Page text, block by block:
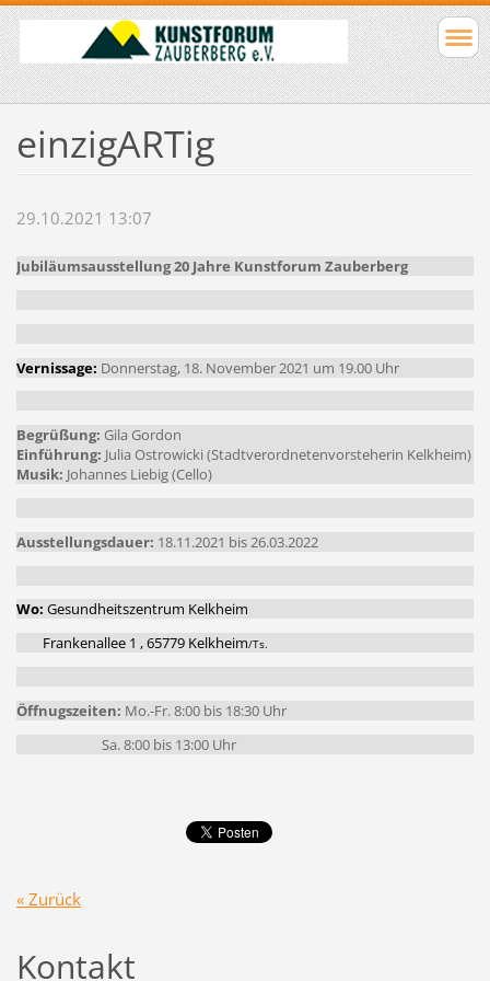
einzigARTig
29.10.2021 13:07
Jubiläumsausstellung 20 Jahre Kunstforum Zauberberg
Vernissage: Donnerstag, 18. November 2021 um 19.00 Uhr
Begrüßung: Gila Gordon
Einführung: Julia Ostrowicki (Stadtverordnetenvorsteherin Kelkheim)
Musik: Johannes Liebig (Cello)
Ausstellungsdauer: 18.11.2021 bis 26.03.2022
Wo: Gesundheitszentrum Kelkheim
Frankenallee 1 , 65779 Kelkheim/Ts.
Öffnugszeiten: Mo.-Fr. 8:00 bis 18:30 Uhr
Sa. 8:00 bis 13:00 Uhr
« Zurück
Kontakt